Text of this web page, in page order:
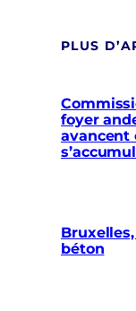
PLUS
foyer
avancent
béton